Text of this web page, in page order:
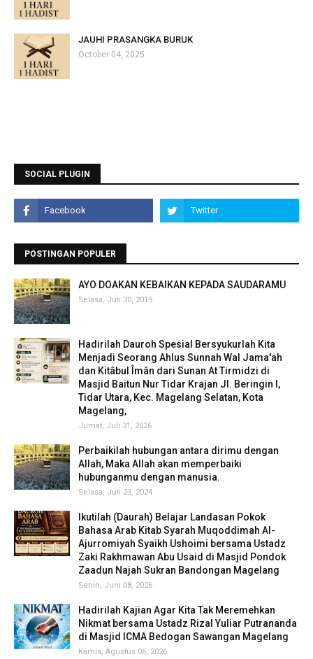
JAUHI PRASANGKA BURUK
October 04, 2025
SOCIAL PLUGIN
POSTINGAN POPULER
AYO DOAKAN KEBAIKAN KEPADA SAUDARAMU
Selasa, Juli 30, 2019
Hadirilah Dauroh Spesial Bersyukurlah Kita
Menjadi Seorang Ahlus Sunnah Wal Jama'ah
dan Kitâbul Îmân dari Sunan At Tirmidzi di
Masjid Baitun Nur Tidar Krajan Jl. Beringin I,
Tidar Utara, Kec. Magelang Selatan, Kota
Magelang,
Jumat, Juli 31, 2026
Perbaikilah hubungan antara dirimu dengan
Allah, Maka Allah akan memperbaiki
hubunganmu dengan manusia.
Selasa, Juli 23, 2024
Ikutilah (Daurah) Belajar Landasan Pokok
Bahasa Arab Kitab Syarah Muqoddimah Al-
Ajurromiyah Syaikh Ushoimi bersama Ustadz
Zaki Rakhmawan Abu Usaid di Masjid Pondok
Zaadun Najah Sukran Bandongan Magelang
Senin, Juni 08, 2026
Hadirilah Kajian Agar Kita Tak Meremehkan
Nikmat bersama Ustadz Rizal Yuliar Putrananda
di Masjid ICMA Bedogan Sawangan Magelang
Kamis, Agustus 06, 2026